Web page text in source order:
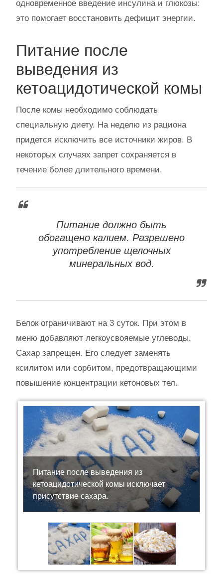
одновременное введение инсулина и глюкозы:
это помогает восстановить дефицит энергии.
Питание после
выведения из
кетоацидотической комы
После комы необходимо соблюдать
специальную диету. На неделю из рациона
придется исключить все источники жиров. В
некоторых случаях запрет сохраняется в
течение более длительного времени.
Питание должно быть
обогащено калием. Разрешено
употребление щелочных
минеральных вод.
Белок ограничивают на 3 суток. При этом в
меню добавляют легкоусвояемые углеводы.
Сахар запрещен. Его следует заменять
ксилитом или сорбитом, предотвращающими
повышение концентрации кетоновых тел.
Питание после выведения из
кетоацидотической комы исключает
присутствие сахара.